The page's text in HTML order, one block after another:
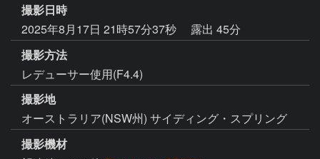
撮影日時
2025年8月17日 21時57分37秒
露出 45分
撮影方法
レデューサー使用(F4.4)
撮影地
オーストラリア(NSW州) サイディング・スプリング
撮影機材